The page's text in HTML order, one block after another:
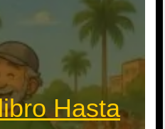
Hasta